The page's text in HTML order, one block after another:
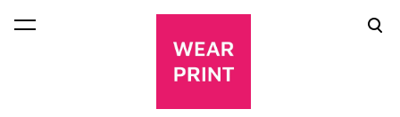
lisati ostukorvi.